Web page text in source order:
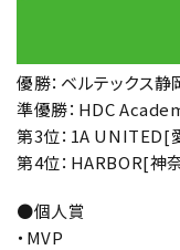
優勝： ベルテックス
準優勝： HDC
第3位： 1A UNITED[
第4位： HARBOR[神
●個人賞
・MVP